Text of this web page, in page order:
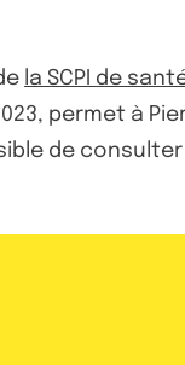
la SCPI de
permet à
de consulter